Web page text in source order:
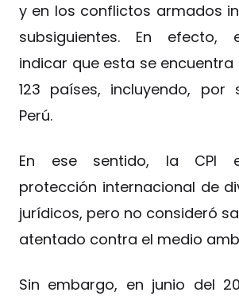
y en los conflictos armados
subsiguientes. En efecto,
indicar que esta se
123 países, incluyendo, por
Perú.
En ese sentido, la CPI
protección internacional de
jurídicos, pero no consideró
atentado contra el medio
Sin embargo, en junio del